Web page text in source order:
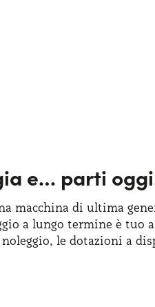
e… parti
macchina di ultima
a lungo termine è tuo
, le dotazioni a